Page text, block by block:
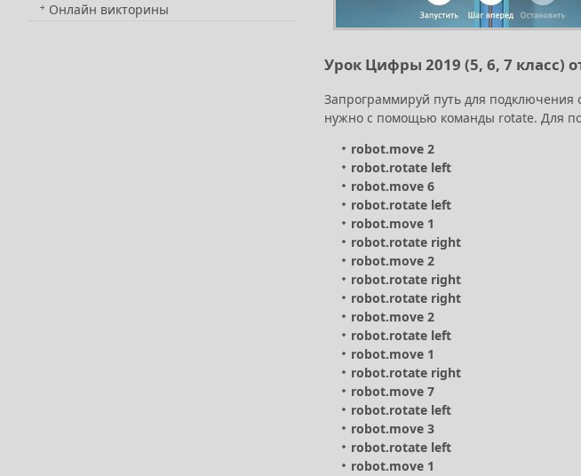
Урок Цифры 2019 (5, 6, 7 класс)
Запрограммируй путь для подключения
нужно с помощью команды rotate. Для
robot.move 2
robot.rotate left
robot.move 6
robot.rotate left
robot.move 1
robot.rotate right
robot.move 2
robot.rotate right
robot.rotate right
robot.move 2
robot.rotate left
robot.move 1
robot.rotate right
robot.move 7
robot.rotate left
robot.move 3
robot.rotate left
robot.move 1
Онлайн викторины